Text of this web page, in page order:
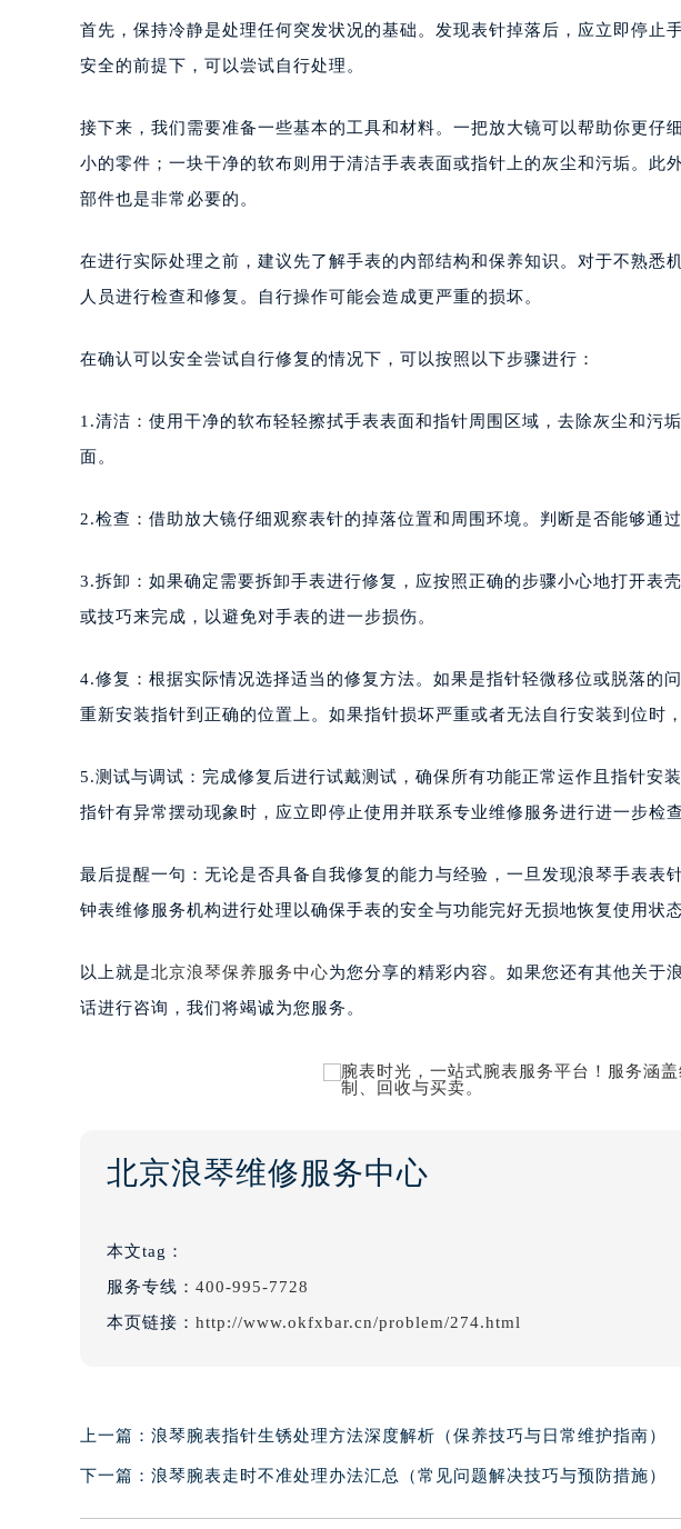
首先，保持冷静是处理任何突发状况的基础。发现表针掉落后，应立即停止
安全的前提下，可以尝试自行处理。
接下来，我们需要准备一些基本的工具和材料。一把放大镜可以帮助你更仔
小的零件；一块干净的软布则用于清洁手表表面或指针上的灰尘和污垢。此
部件也是非常必要的。
在进行实际处理之前，建议先了解手表的内部结构和保养知识。对于不熟悉
人员进行检查和修复。自行操作可能会造成更严重的损坏。
在确认可以安全尝试自行修复的情况下，可以按照以下步骤进行：
1.清洁：使用干净的软布轻轻擦拭手表表面和指针周围区域，去除灰尘和污
面。
2.检查：借助放大镜仔细观察表针的掉落位置和周围环境。判断是否能够通
3.拆卸：如果确定需要拆卸手表进行修复，应按照正确的步骤小心地打开表
或技巧来完成，以避免对手表的进一步损伤。
4.修复：根据实际情况选择适当的修复方法。如果是指针轻微移位或脱落的
重新安装指针到正确的位置上。如果指针损坏严重或者无法自行安装到位时
5.测试与调试：完成修复后进行试戴测试，确保所有功能正常运作且指针安
指针有异常摆动现象时，应立即停止使用并联系专业维修服务进行进一步检查
最后提醒一句：无论是否具备自我修复的能力与经验，一旦发现浪琴手表表
钟表维修服务机构进行处理以确保手表的安全与功能完好无损地恢复使用状态
以上就是北京浪琴保养服务中心为您分享的精彩内容。如果您还有其他关于
话进行咨询，我们将竭诚为您服务。
北京浪琴维修服务中心
本文tag：
服务专线： 400-995-7728
本页链接： http://www.okfxbar.cn/problem/274.html
上一篇： 浪琴腕表指针生锈处理方法深度解析（保养技巧与日常维护指南）
下一篇： 浪琴腕表走时不准处理办法汇总（常见问题解决技巧与预防措施）